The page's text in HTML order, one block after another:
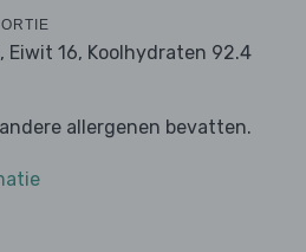
Eiwit 16, Koolhydraten 92.4
allergenen bevatten.